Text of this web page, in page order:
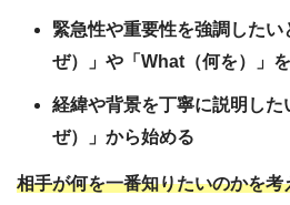
緊急性や重要性を強調した
ぜ）」や「What（何を）」
経緯や背景を丁寧に説明し
ぜ）」から始める
相手が何を一番知りたいのかを